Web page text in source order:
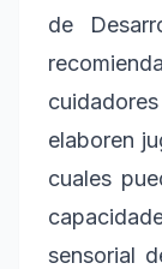
de
elaboren
cuales
sensorial